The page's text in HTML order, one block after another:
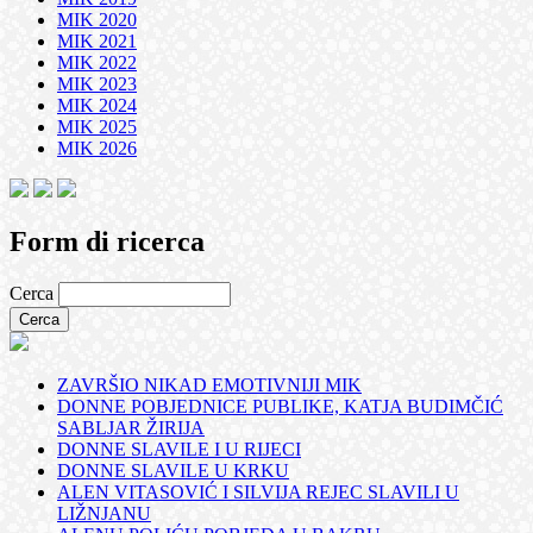
MIK 2020
MIK 2021
MIK 2022
MIK 2023
MIK 2024
MIK 2025
MIK 2026
Form di ricerca
Cerca
ZAVRŠIO NIKAD EMOTIVNIJI MIK
DONNE POBJEDNICE PUBLIKE, KATJA BUDIMČIĆ
SABLJAR ŽIRIJA
DONNE SLAVILE I U RIJECI
DONNE SLAVILE U KRKU
ALEN VITASOVIĆ I SILVIJA REJEC SLAVILI U
LIŽNJANU